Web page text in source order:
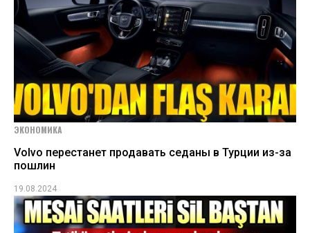
ЭКОНОМИКА
Volvo перестанет продавать седаны в Турции из-за
пошлин
19.08.2024